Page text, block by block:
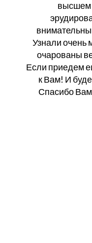
высшем
Узнали очень
очарованы
Если приедем
к Вам! И
Спасибо